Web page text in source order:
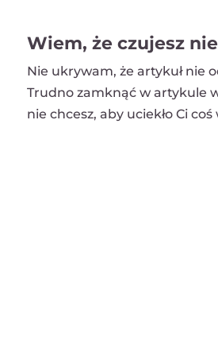
Wiem, że czujesz
Nie ukrywam, że artykuł nie
Trudno zamknąć w artykule
nie chcesz, aby uciekło Ci